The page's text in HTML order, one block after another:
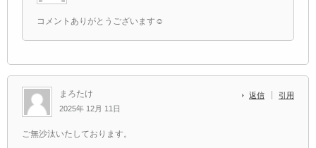
コメントありがとうございます☺️
まろたけ
2025年 12月 11日
返信 引用
ご無沙汰いたしております。